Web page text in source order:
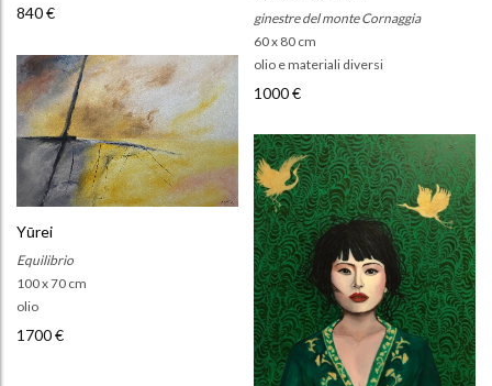
840 €
ginestre del monte Cornaggia
60 x 80 cm
olio e materiali diversi
1000 €
Yūrei
Equilibrio
100 x 70 cm
olio
1700 €